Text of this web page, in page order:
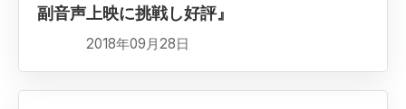
副音声上映に挑戦し好評』
2018年09月28日